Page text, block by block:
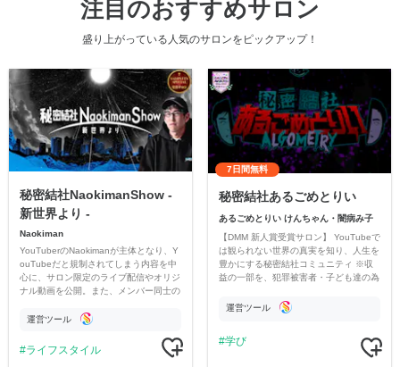
注目のおすすめサロン
盛り上がっている人気のサロンをピックアップ！
秘密結社NaokimanShow -
新世界より -
Naokiman
YouTuberのNaokimanが主体となり、Y
ouTubeだと規制されてしまう内容を中
心に、サロン限定のライブ配信やオリジ
ナル動画を公開。また、メンバー同士の
ただいています。
運営ツール
ライフスタイル
7日間無料
秘密結社あるごめとりい
あるごめとりい けんちゃん・闇病み子
【DMM 新人賞受賞サロン】 YouTubeで
は観られない世界の真実を知り、人生を
豊かにする秘密結社コミュニティ ※収
益の一部を、犯罪被害者・子ども達の為
す運営ツール
学び